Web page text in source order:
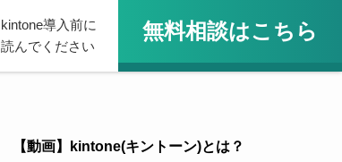
kintone導入前に
読んでください
無料相談はこちら
【動画】kintone(キントーン)とは？